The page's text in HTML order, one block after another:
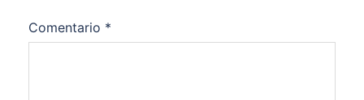
Comentario *